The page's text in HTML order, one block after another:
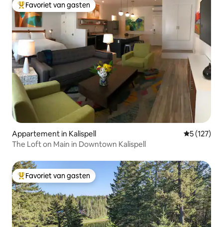
Topfavoriet van gasten
Favoriet van gasten
Appartement in Kalispell
5 (127)
The Loft on Main in Downtown Kalispell
Topfavoriet van gasten
Favoriet van gasten